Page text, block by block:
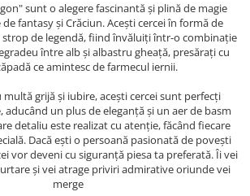
sunt o alegere fascinantă și plină de magie
fantasy și Crăciun. Acești cercei în formă de
strop de legendă, fiind învăluiți într-o combinație
între alb și albastru gheață, presărați cu
ce amintesc de farmecul iernii.
grijă și iubire, acești cercei sunt perfecți
aducând un plus de eleganță și un aer de basm
detaliu este realizat cu atenție, făcând fiecare
Dacă ești o persoană pasionată de povești
vor deveni cu siguranță piesa ta preferată. Îi vei
și vei atrage priviri admirative oriunde vei
merge